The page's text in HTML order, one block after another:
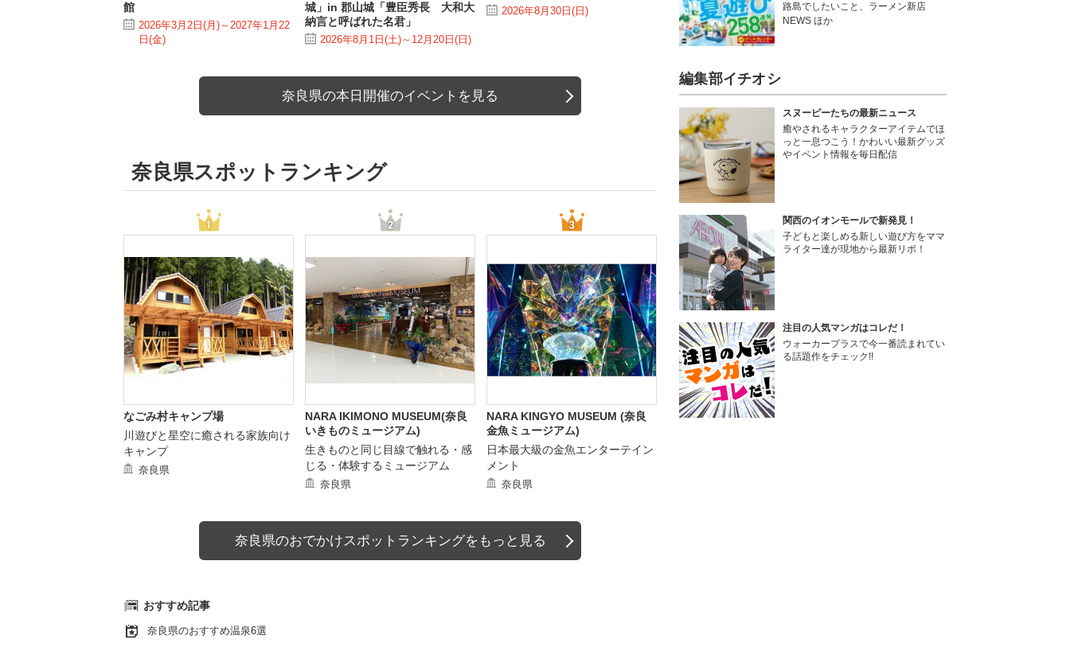
館
2026年3月2日(月)～2027年1月22
日(金)
城」in 郡山城「豊臣秀長 大和大
納言と呼ばれた名君」
2026年8月1日(土)～12月20日(日)
2026年8月30日(日)
奈良県の本日開催のイベントを見る
奈良県スポットランキング
なごみ村キャンプ場
川遊びと星空に癒される家族向け
キャンプ
奈良県
NARA IKIMONO MUSEUM(奈良
いきものミュージアム)
生きものと同じ目線で触れる・感
じる・体験するミュージアム
奈良県
NARA KINGYO MUSEUM (奈良
金魚ミュージアム)
日本最大級の金魚エンターテイン
メント
奈良県
奈良県のおでかけスポットランキングをもっと見る
おすすめ記事
奈良県のおすすめ温泉6選
路島でしたいこと、ラーメン新店
NEWS ほか
編集部イチオシ
スヌーピーたちの最新ニュース
癒やされるキャラクターアイテムでほ
っと一息つこう！かわいい最新グッズ
やイベント情報を毎日配信
関西のイオンモールで新発見！
子どもと楽しめる新しい遊び方をママ
ライター達が現地から最新リポ！
注目の人気マンガはコレだ！
ウォーカープラスで今一番読まれてい
る話題作をチェック!!